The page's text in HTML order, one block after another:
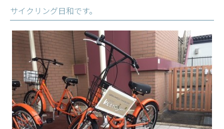
サイクリング日和です。